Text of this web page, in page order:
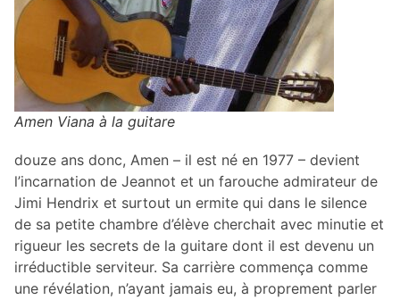
Amen Viana à la guitare
douze ans donc, Amen – il est né en 1977 – devient
l’incarnation de Jeannot et un farouche admirateur de
Jimi Hendrix et surtout un ermite qui dans le silence
de sa petite chambre d’élève cherchait avec minutie et
rigueur les secrets de la guitare dont il est devenu un
irréductible serviteur. Sa carrière commença comme
une révélation, n’ayant jamais eu, à proprement parler